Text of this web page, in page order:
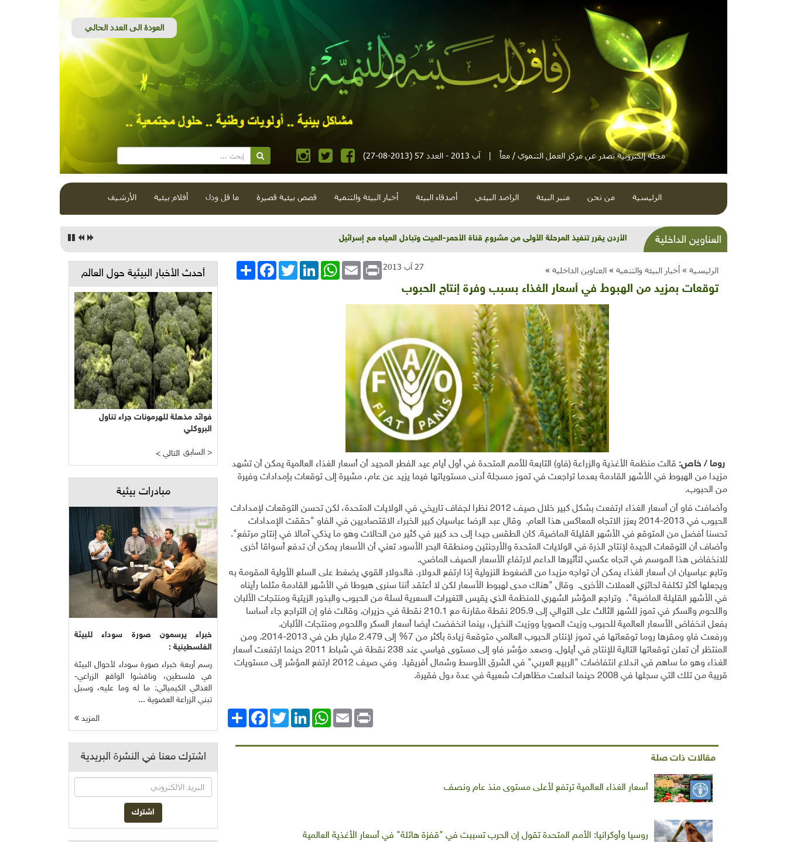
مجلة إلكترونية تصدر عن مركز العمل التنموي / معاً | آب 2013 - العدد 57 (2013-08-27)
الرئيسية من نحن منبر البيئة الراصد البيئي أصدقاء البيئة أخبار البيئة والتنمية قصص بيئية قصيرة ما قل ودل أفلام بيئية الأرشيف
العناوين الداخلية الأردن يقرر تنفيذ المرحلة الأولى من مشروع قناة الأحمر-الميت وتبادل المياه مع إسرائيل
الرئيسية » أخبار البيئة والتنمية » العناوين الداخلية » انشر
FacebookTwitterLinkedInWhatsApp Email Print 27 آب 2013
توقعات بمزيد من الهبوط في أسعار الغذاء بسبب وفرة إنتاج الحبوب
روما / خاص: قالت منظمة الأغذية والزراعة (فاو) التابعة للأمم المتحدة في أول أيام عيد الفطر المجيد أن أسعار الغذاء العالمية يمكن أن تشهد
مزيدا من الهبوط في الأشهر القادمة بعدما تراجعت في تموز مسجلة أدنى مستوياتها فيما يزيد عن عام، مشيرة إلى توقعات بإمدادات وفيرة
من الحبوب.
وأضافت فاو أن أسعار الغذاء ارتفعت بشكل كبير خلال صيف 2012 نظرا لجفاف تاريخي في الولايات المتحدة، لكن تحسن التوقعات لإمدادات
الحبوب في 2013-2014 يعزز الاتجاه المعاكس هذا العام. وقال عبد الرضا عباسيان كبير الخبراء الاقتصاديين في الفاو "حققت الإمدادات
تحسنا أفضل من المتوقع في الأشهر القليلة الماضية. كان الطقس جيدا إلى حد كبير في كثير من الحالات وهو ما يذكي آمالا في إنتاج مرتفع".
وأضاف أن التوقعات الجيدة لإنتاج الذرة في الولايات المتحدة والأرجنتين ومنطقة البحر الأسود تعني أن الأسعار يمكن أن تدفع أسواقا أخرى
للانخفاض هذا الموسم في اتجاه عكسي لتأثيرها الداعم لارتفاع الأسعار الصيف الماضي.
وتابع عباسيان ان أسعار الغذاء يمكن أن تواجه مزيدا من الضغوط النزولية إذا ارتفع الدولار. فالدولار القوي يضغط على السلع الأولية المقومة به
ويجعلها أكثر تكلفة لحائزي العملات الأخرى. وقال "هناك مدى لهبوط الأسعار لكن لا أعتقد أننا سنرى هبوطا في الأشهر القادمة مثلما رأيناه
في الأشهر القليلة الماضية". وتراجع المؤشر الشهري للمنظمة الذي يقيس التغيرات السعرية لسلة من الحبوب والبذور الزيتية ومنتجات الألبان
واللحوم والسكر في تموز للشهر الثالث على التوالي إلى 205.9 نقطة مقارنة مع 210.1 نقطة في حزيران. وقالت فاو إن التراجع جاء أساسا
بفعل انخفاض الأسعار العالمية للحبوب وزيت الصويا ووزيت النخيل، بينما انخفضت أيضا أسعار السكر واللحوم ومنتجات الألبان.
ورفعت فاو ومقرها روما توقعاتها في تموز لإنتاج الحبوب العالمي متوقعة زيادة بأكثر من 7% إلى 2.479 مليار طن في 2013-2014. ومن
المنتظر أن تعلن توقعاتها التالية للإنتاج في أيلول. وصعد مؤشر فاو إلى مستوى قياسي عند 238 نقطة في شباط 2011 حينما ارتفعت أسعار
الغذاء وهو ما ساهم في اندلاع انتفاضات "الربيع العربي" في الشرق الأوسط وشمال أفريقيا. وفي صيف 2012 ارتفع المؤشر إلى مستويات
قريبة من تلك التي سجلها في 2008 حينما اندلعت مظاهرات شعبية في عدة دول فقيرة.
انشر
FacebookTwitterLinkedIn
WhatsAppEmail Print
مقالات ذات صلة
أسعار الغذاء العالمية ترتفع لأعلى مستوى منذ عام ونصف
روسيا وأوكرانيا: الأمم المتحدة تقول إن الحرب تسببت في "قفزة هائلة" في أسعار الأغذية العالمية
أحدث الأخبار البيئية حول العالم
فوائد مذهلة للهرمونات جراء تناول
البروكلي
< التالي السابق >
مبادرات بيئية
خبراء يرسمون صورة سوداء للبيئة
الفلسطينية :
رسم أربعة خبراء صورة سوداء لأحوال البيئة
في فلسطين، وناقشوا الواقع الزراعي-
الغذائي الكيميائي: ما له وما عليه، وسبل
تبني الزراعة العضوية ...
المزيد
اشترك معنا في النشرة البريدية